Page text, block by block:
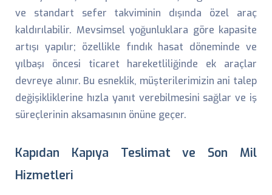
ve standart sefer takviminin dışında özel araç
kaldırılabilir. Mevsimsel yoğunluklara göre kapasite
artışı yapılır; özellikle fındık hasat döneminde ve
yılbaşı öncesi ticaret hareketliliğinde ek araçlar
devreye alınır. Bu esneklik, müşterilerimizin ani talep
değişikliklerine hızla yanıt verebilmesini sağlar ve iş
süreçlerinin aksamasının önüne geçer.
Kapıdan Kapıya Teslimat ve Son Mil
Hizmetleri